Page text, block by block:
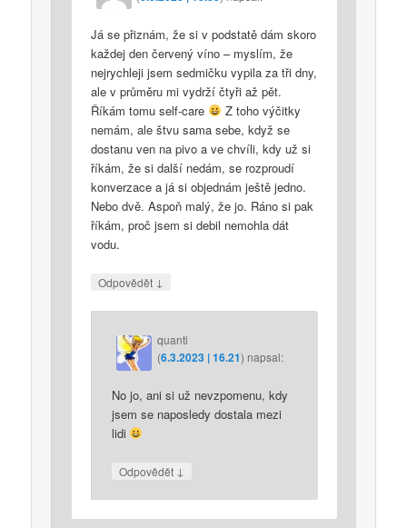
Já se přiznám, že si v podstatě dám skoro
každej den červený víno – myslím, že
nejrychleji jsem sedmičku vypila za tři dny,
ale v průměru mi vydrží čtyři až pět.
Říkám tomu self-care
Z toho výčitky
nemám, ale štvu sama sebe, když se
dostanu ven na pivo a ve chvíli, kdy už si
říkám, že si další nedám, se rozproudí
konverzace a já si objednám ještě jedno.
Nebo dvě. Aspoň malý, že jo. Ráno si pak
říkám, proč jsem si debil nemohla dát
vodu.
Odpovědět ↓
quanti
(6.3.2023 | 16.21) napsal:
No jo, ani si už nevzpomenu, kdy
jsem se naposledy dostala mezi
lidi
Odpovědět ↓